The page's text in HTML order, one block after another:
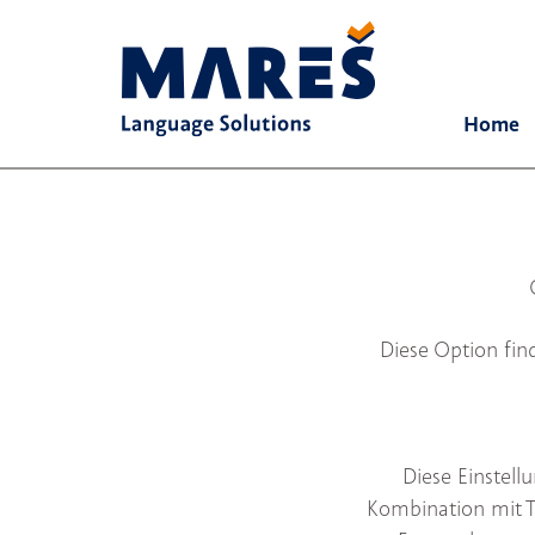
Home
Diese Option
Diese
Kombination mit